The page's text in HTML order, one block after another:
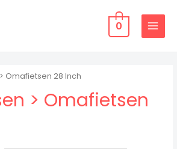
0
MAIN
Omafietsen 28 Inch
> Omafietsen